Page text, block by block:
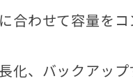
合わせて容量を
化、バックアッ